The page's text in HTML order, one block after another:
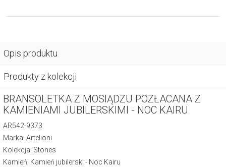
Opis produktu
Produkty z kolekcji
BRANSOLETKA Z MOSIĄDZU POZŁACANA Z
KAMIENIAMI JUBILERSKIMI - NOC KAIRU
AR542-9373
Marka: Artelioni
Kolekcja: Stones
Kamień: Kamień jubilerski - Noc Kairu